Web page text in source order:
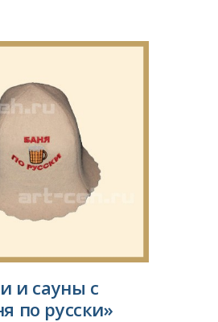
и сауны с
по русски»